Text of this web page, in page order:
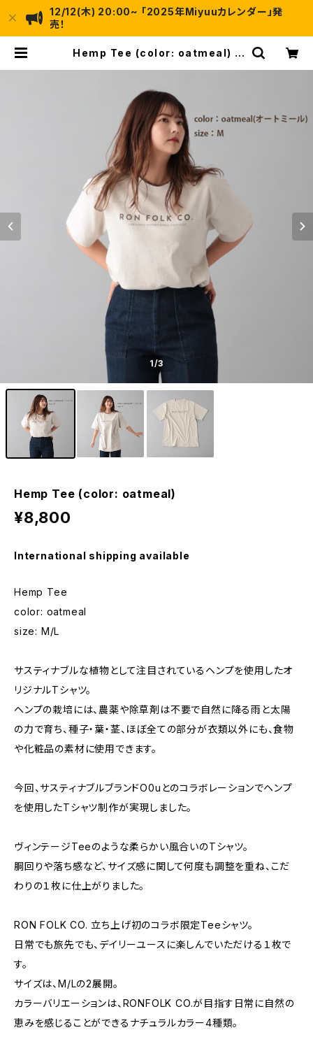
12/12(木) 20:00~ 「2025年Miyuuカレンダー」発
売！
Hemp Tee (color: oatmeal) |
1/3
Hemp Tee (color: oatmeal)
¥8,800
International shipping available
Hemp Tee
color: oatmeal
size: M/L
サスティナブルな植物として注目されているヘンプを使用したオ
リジナルTシャツ。
ヘンプの栽培には、農薬や除草剤は不要で自然に降る雨と太陽
の力で育ち、種子・葉・茎、ほぼ全ての部分が衣類以外にも、食物
や化粧品の素材に使用できます。
今回、サスティナブルブランドO0uとのコラボレーションでヘンプ
を使用したTシャツ制作が実現しました。
ヴィンテージTeeのような柔らかい風合いのTシャツ。
胴回りや落ち感など、サイズ感に関して何度も調整を重ね、こだ
わりの１枚に仕上がりました。
RON FOLK CO. 立ち上げ初のコラボ限定Teeシャツ。
日常でも旅先でも、デイリーユースに楽しんでいただける１枚で
す。
サイズは、M/Lの2展開。
カラーバリエーションは、RONFOLK CO.が目指す日常に自然の
恵みを感じることができるナチュラルカラー4種類。